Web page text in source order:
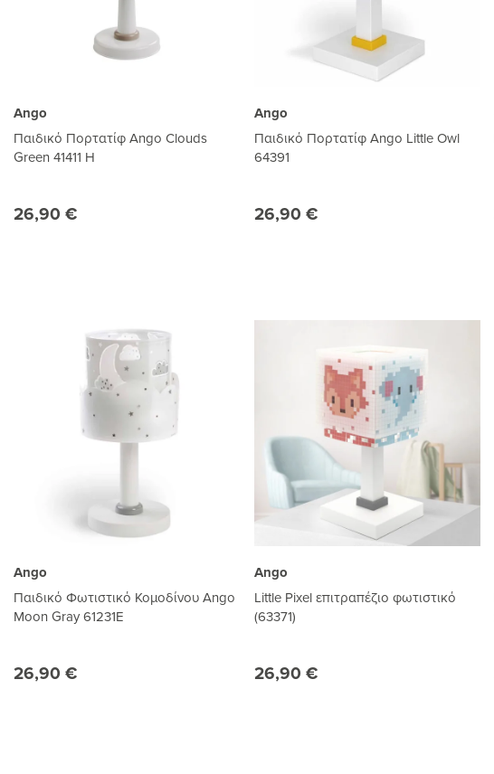
Ango
Παιδικό Πορτατίφ Ango Clouds
Green 41411 H
26,90 €
Ango
Παιδικό Πορτατίφ Ango Little Owl
64391
26,90 €
Ango
Παιδικό Φωτιστικό Κομοδίνου Ango
Moon Gray 61231E
26,90 €
Ango
Little Pixel επιτραπέζιο φωτιστικό
(63371)
26,90 €